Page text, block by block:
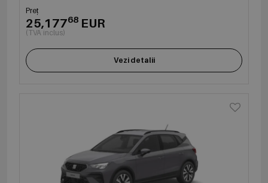
Preț
25,17768 EUR
(TVA inclus)
Vezi detalii